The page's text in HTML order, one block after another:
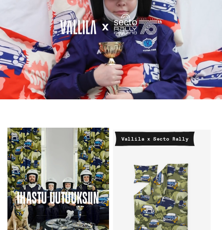
IHASTU UUTUUKSIIN
Vallila x Secto Rally